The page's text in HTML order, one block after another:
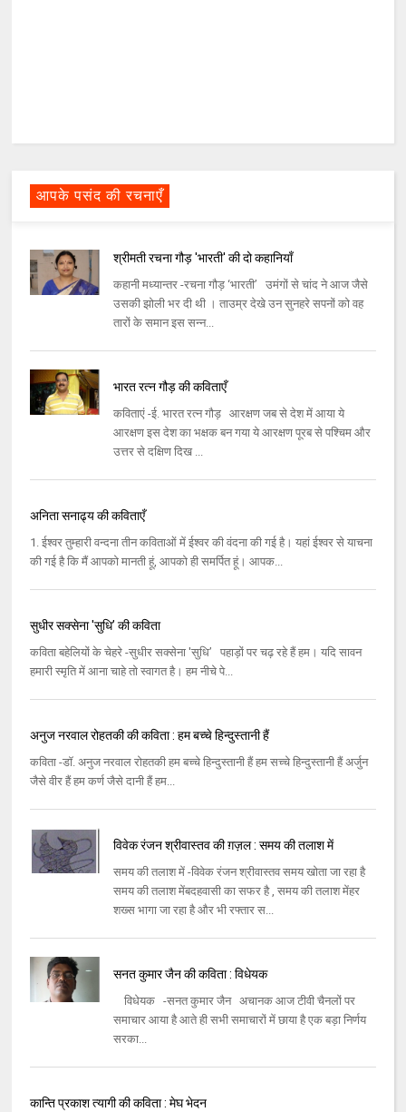
आपके पसंद की रचनाएँ
श्रीमती रचना गौड़ 'भारती' की दो कहानियाँ
कहानी मध्यान्तर -रचना गौड़ ‘भारती’ उमंगों से चांद ने आज जैसे
उसकी झोली भर दी थी । ताउम्र देखे उन सुनहरे सपनों को वह
तारों के समान इस सन्न...
भारत रत्न गौड़ की कविताएँ
कविताएं -ई. भारत रत्न गौड़ आरक्षण जब से देश में आया ये
आरक्षण इस देश का भक्षक बन गया ये आरक्षण पूरब से पश्चिम और
उत्तर से दक्षिण दिख ...
अनिता सनाढ्य की कविताएँ
1. ईश्वर तुम्हारी वन्दना तीन कविताओं में ईश्वर की वंदना की गई है। यहां ईश्वर से याचना
की गई है कि मैं आपको मानती हूं, आपको ही समर्पित हूं। आपक...
सुधीर सक्सेना 'सुधि’ की कविता
कविता बहेलियों के चेहरे -सुधीर सक्सेना 'सुधि’ पहाड़ों पर चढ़ रहे हैं हम। यदि सावन
हमारी स्मृति में आना चाहे तो स्वागत है। हम नीचे पे...
अनुज नरवाल रोहतकी की कविता : हम बच्चे हिन्दुस्तानी हैं
कविता -डॉ. अनुज नरवाल रोहतकी हम बच्चे हिन्दुस्तानी हैं हम सच्चे हिन्दुस्तानी हैं अर्जुन
जैसे वीर हैं हम कर्ण जैसे दानी हैं हम...
विवेक रंजन श्रीवास्तव की ग़ज़ल : समय की तलाश में
समय की तलाश में -विवेक रंजन श्रीवास्तव समय खोता जा रहा है
समय की तलाश मेंबदहवासी का सफर है , समय की तलाश मेंहर
शख्स भागा जा रहा है और भी रफ्तार स...
सनत कुमार जैन की कविता : विधेयक
विधेयक -सनत कुमार जैन अचानक आज टीवी चैनलों पर
समाचार आया है आते ही सभी समाचारों में छाया है एक बड़ा निर्णय
सरका...
कान्ति प्रकाश त्यागी की कविता : मेघ भेदन